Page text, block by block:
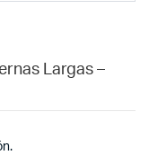
Largas –